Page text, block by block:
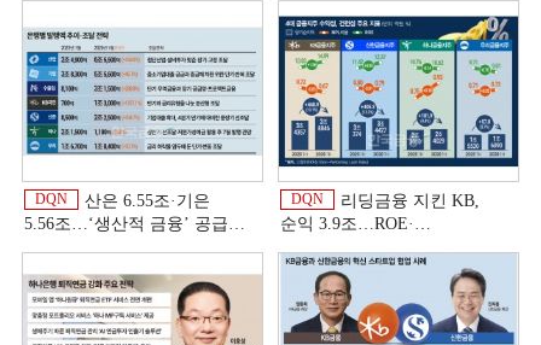
DQN
산은 6.55조·기은
5.56조…‘생산적 금융ʼ 공급
DQN
리딩금융 지킨 KB,
순익 3.9조…ROE·
상반기 금융 리그테이블]